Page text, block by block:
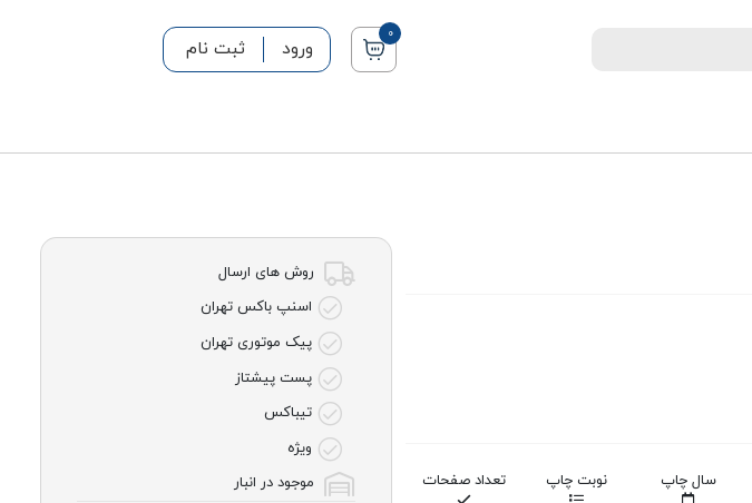
0
ورود ثبت نام
سال چاپ نوبت چاپ تعداد صفحات
روش های ارسال
اسنپ باکس تهران
پیک موتوری تهران
پست پیشتاز
تیباکس
ویژه
موجود در انبار